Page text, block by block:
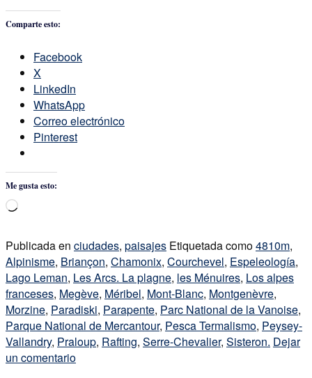
Comparte esto:
Facebook
X
LinkedIn
WhatsApp
Correo electrónico
Pinterest
Me gusta esto:
Cargando...
Publicada en ciudades, paisajes Etiquetada como4810m,
Alpinisme, Briançon, Chamonix, Courchevel, Espeleología,
Lago Leman, Les Arcs. La plagne, les Ménuires, Los alpes
franceses, Megève, Méribel, Mont-Blanc, Montgenèvre,
Morzine, Paradiski, Parapente, Parc National de la Vanoise,
Parque National de Mercantour, Pesca Termalismo, Peysey-
Vallandry, Praloup, Rafting, Serre-Chevalier, Sisteron. Dejar
un comentario